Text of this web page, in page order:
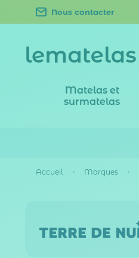
Nous contacter
Matelas et
surmatelas
Accueil Marques